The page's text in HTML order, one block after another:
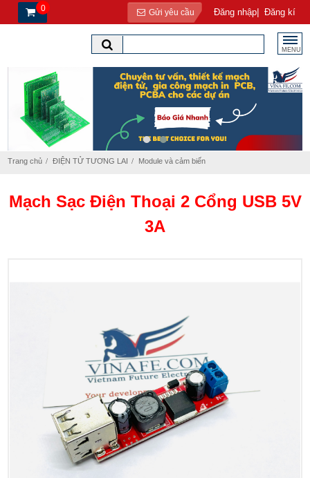
0 Gửi yêu cầu Đăng nhập| Đăng kí
MENU
Trang chủ ĐIỆN TỬ TƯƠNG LAI Module và cảm biến
Mạch Sạc Điện Thoại 2 Cổng USB 5V
3A